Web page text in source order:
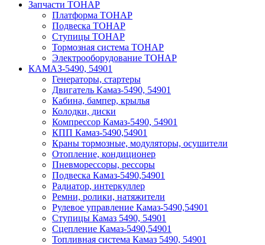
Запчасти ТОНАР
Платформа ТОНАР
Подвеска ТОНАР
Ступицы ТОНАР
Тормозная система ТОНАР
Электрооборудование ТОНАР
КАМАЗ-5490, 54901
Генераторы, стартеры
Двигатель Камаз-5490, 54901
Кабина, бампер, крылья
Колодки, диски
Компрессор Камаз-5490, 54901
КПП Камаз-5490,54901
Краны тормозные, модуляторы, осушители
Отопление, кондиционер
Пневморессоры, рессоры
Подвеска Камаз-5490,54901
Радиатор, интеркуллер
Ремни, ролики, натяжители
Рулевое управление Камаз-5490,54901
Ступицы Камаз 5490, 54901
Сцепление Камаз-5490,54901
Топливная система Камаз 5490, 54901